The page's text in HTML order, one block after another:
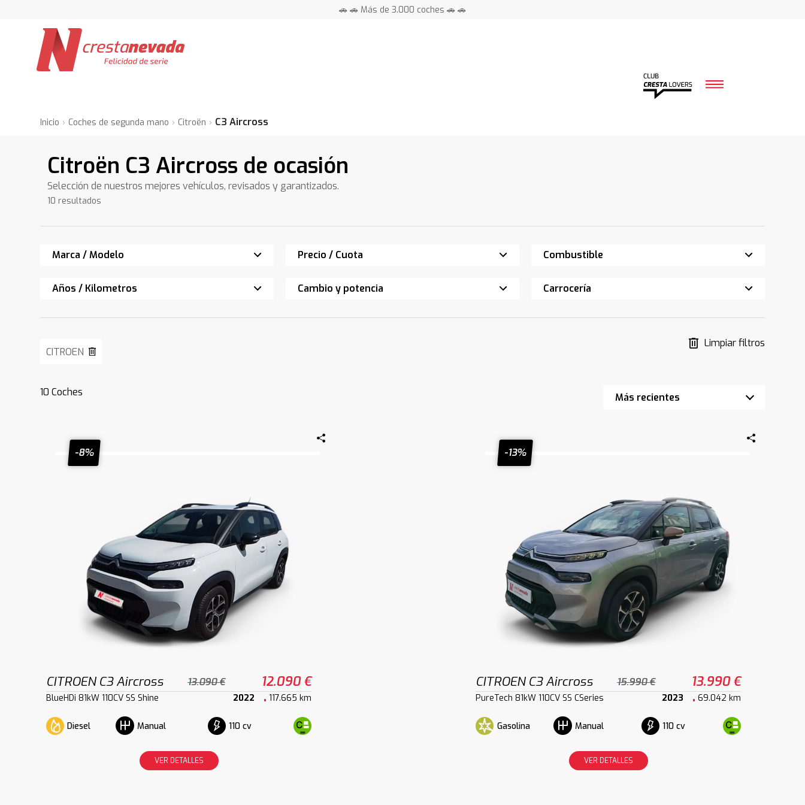
🚗 🚗 Más de 3.000 coches 🚗 🚗
Inicio Coches de segunda mano Citroën C3 Aircross
Citroën C3 Aircross de ocasión
Selección de nuestros mejores vehículos, revisados y garantizados.
10 resultados
Marca / Modelo Precio / Cuota Combustible
Años / Kilometros Cambio y potencia Carrocería
CITROEN
Limpiar filtros
10 Coches
-8%
CITROEN C3 Aircross 13.090 € 12.090 €
BlueHDi 81kW 110CV SS Shine 2022 117.665 km
Diesel Manual 110 cv
VER DETALLES
-13%
CITROEN C3 Aircross 15.990 € 13.990 €
PureTech 81kW 110CV SS CSeries 2023 69.042 km
Gasolina Manual 110 cv
VER DETALLES